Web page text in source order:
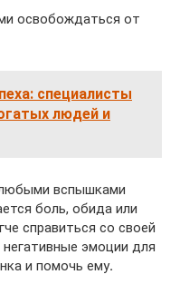
освобождаться от
специалисты
людей и
вспышками
боль, обида или
справиться со своей
эмоции для
и помочь ему.